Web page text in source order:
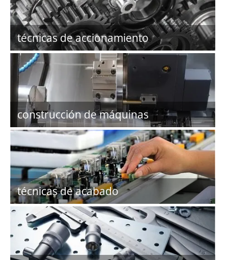
técnicas de accionamiento
construcción de máquinas
técnicas de acabado